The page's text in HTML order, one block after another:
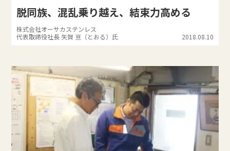
脱同族、混乱乗り越え、結束力高める
株式会社オーサカステンレス
代表取締役社長 矢賀 亘（とおる）氏
2018.08.10